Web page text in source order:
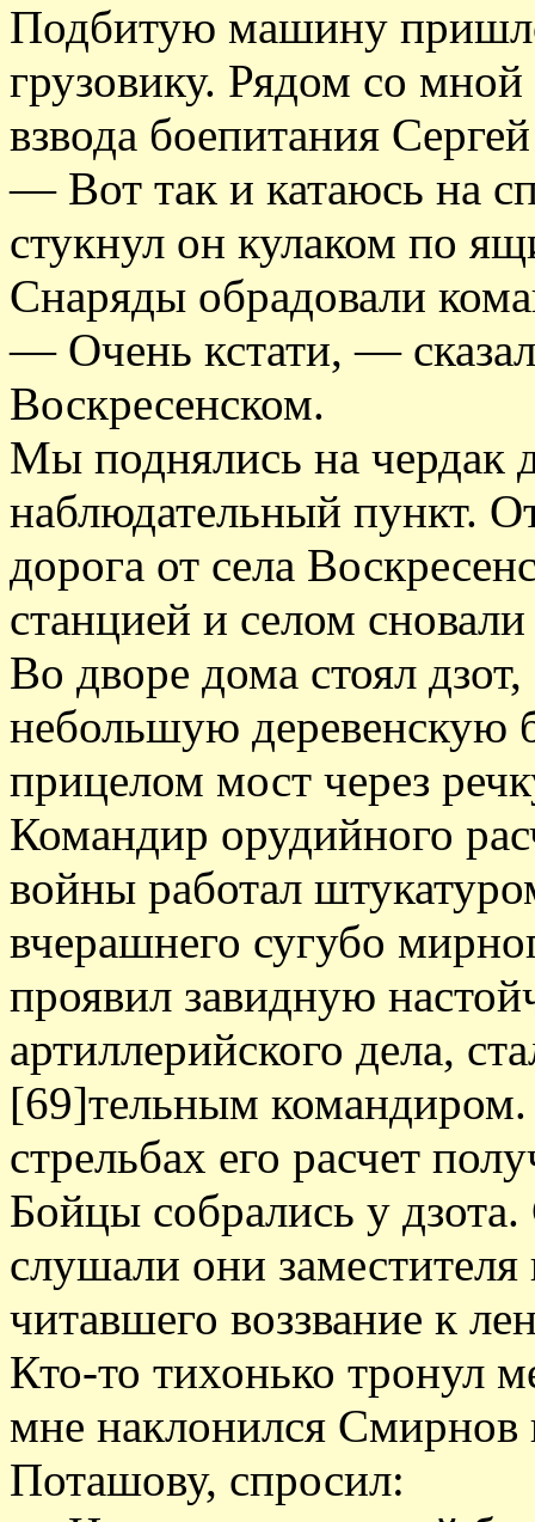
Подбитую машину
грузовику. Рядом со
взвода боепитания
— Вот так и катаюсь на
стукнул он кулаком по
Снаряды обрадовали
— Очень кстати, —
Воскресенском.
Мы поднялись на чердак
наблюдательный пункт.
дорога от села
станцией и селом
Во дворе дома стоял
небольшую деревенскую
прицелом мост через
Командир орудийного
войны работал
вчерашнего сугубо
проявил завидную
артиллерийского дела,
[69]тельным
стрельбах его расчет
Бойцы собрались у
слушали они
читавшего воззвание к
Кто-то тихонько тронул
мне наклонился
Поташову, спросил: